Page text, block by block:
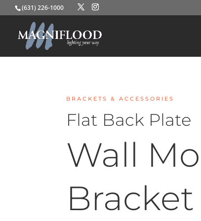
(631) 226-1000
BRACKETS & ACCESSORIES
Flat Back Plate
Wall
Bracket